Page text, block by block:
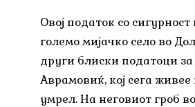
Овој податок со
големо мијачко село во
други блиски податоци
Аврамовиќ, кој сега
умрел. На неговиот гроб